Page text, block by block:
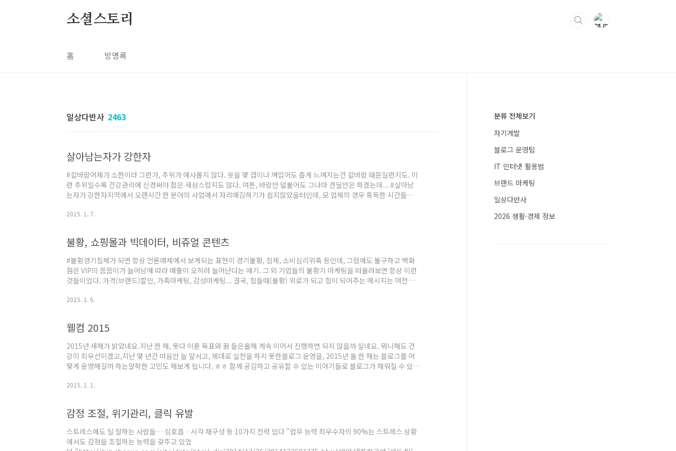
소셜스토리
홈 방명록
일상다반사 2463
살아남는자가 강한자
#칼바람어제가 소한이라 그런가, 추위가 예사롭지 않다. 옷을 몇 겹이나 껴입어도 춥게 느껴지는건 칼바람 때문일런지도. 이
런 추위일수록 건강관리에 신경써야 함은 새삼스럽지도 않다. 여튼, 바람만 덜불어도 그나마 견딜만은 하겠는데... #살아남
는자가 강한자지역에서 오랜시간 한 분야의 사업에서 자리매김하기가 쉽지않았을터인데, 모 업체의 경우 혹독한 시간들을
다. 강한자가 살아남는게 아니다. 끝까지 살아남는자가 강한자가 아닐까. 오랜시간 버텨온 그 순간들을 풀어헤쳐볼 수 있다
2015. 1. 7.
불황, 쇼핑몰과 빅데이터, 비쥬얼 콘텐츠
#불황경기침체가 되면 항상 언론매체에서 보게되는 표현이 경기불황, 침체, 소비심리위축 등인데, 그럼에도 불구하고 백화
점은 VIP의 씀씀이가 늘어남에 따라 매출이 오히려 늘어난다는 얘기. 그 외 기업들의 불황기 마케팅을 떠올려보면 항상 이런
것들이었다. 가격(브랜드)할인, 가족마케팅, 감성마케팅... 결국, 힘들때(불황) 위로가 되고 힘이 되어주는 메시지는 여전히
론, 여전히 소규모 쇼핑몰에선 쉽지않은 부분이기도 하지만, 쇼핑몰 메인화면의 그 뻔한 구성(MD추천상품, 베스트 상품, 신
2015. 1. 6.
웰컴 2015
2015년 새해가 밝았네요.지난 한 해, 못다 이룬 목표와 꿈 들은올해 계속 이어서 진행하면 되지 않을까 싶네요. 뭐니해도 건
강이 최우선이겠고,지난 몇 년간 마음만 늘 앞서고, 제대로 실천을 하지 못한블로그 운영을, 2015년 올 한 해는 블로그를 어
떻게 운영해갈까 하는얄팍한 고민도 해보게 됩니다. ㅎㅎ 함께 공감하고 공유할 수 있는 이야기들로 블로그가 채워질 수 있었
취 이루시길... 웰컴 2015
2015. 1. 1.
감정 조절, 위기관리, 클릭 유발
스트레스에도 일 잘하는 사람들… 심호흡ㆍ시각 재구성 등 10가지 전략 있다 "업무 능력 최우수자의 90%는 스트레스 상황
에서도 감정을 조절하는 능력을 갖추고 있었
분류 전체보기
자기계발
블로그 운영팁
IT 인터넷 활용법
브랜드 마케팅
일상다반사
2026 생활·경제 정보